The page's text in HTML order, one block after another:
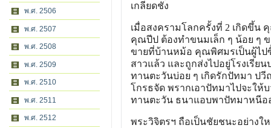
พ.ศ. 2506
พ.ศ. 2507
พ.ศ. 2508
พ.ศ. 2509
พ.ศ. 2510
พ.ศ. 2511
พ.ศ. 2512
เกลียดชัง
เมื่อสงครามโลกครั้งที่ 2 เกิดขึ้น
คุณปีป ต้องทําขนมเล็ก ๆ น้อย ๆ ข
ขายที่บ้านหม้อ คุณพิศมรเป็นผู้ไป
สาวแล้ว และถูกส่งไปอยู่โรงเรีย
ทานตะวันบ่อย ๆ เกิดรักปัทมา ป
โกรธจัด พรากเอาปัทมาไปจะใ
ทานตะวัน ธนาแอบพาปัทมาหนีอ
พระวิจิตรฯ ถือเป็นชัยชนะอย่าง